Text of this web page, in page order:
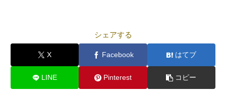
シェアする
X Facebook はてブ
LINE Pinterest コピー